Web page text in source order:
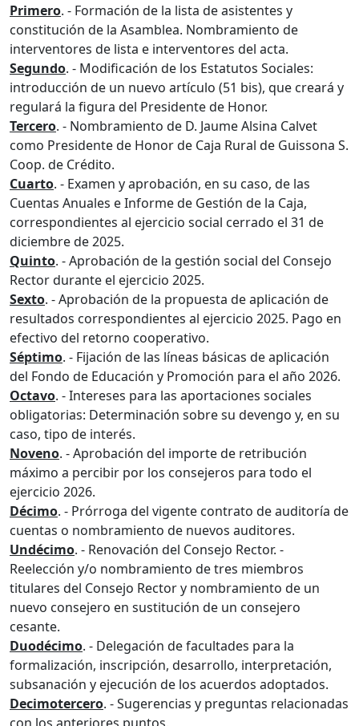
Primero. - Formación de la lista de asistentes y
constitución de la Asamblea. Nombramiento de
interventores de lista e interventores del acta.
Segundo. - Modificación de los Estatutos Sociales:
introducción de un nuevo artículo (51 bis), que creará y
regulará la figura del Presidente de Honor.
Tercero. - Nombramiento de D. Jaume Alsina Calvet
como Presidente de Honor de Caja Rural de Guissona S.
Coop. de Crédito.
Cuarto. - Examen y aprobación, en su caso, de las
Cuentas Anuales e Informe de Gestión de la Caja,
correspondientes al ejercicio social cerrado el 31 de
diciembre de 2025.
Quinto. - Aprobación de la gestión social del Consejo
Rector durante el ejercicio 2025.
Sexto. - Aprobación de la propuesta de aplicación de
resultados correspondientes al ejercicio 2025. Pago en
efectivo del retorno cooperativo.
Séptimo. - Fijación de las líneas básicas de aplicación
del Fondo de Educación y Promoción para el año 2026.
Octavo. - Intereses para las aportaciones sociales
obligatorias: Determinación sobre su devengo y, en su
caso, tipo de interés.
Noveno. - Aprobación del importe de retribución
máximo a percibir por los consejeros para todo el
ejercicio 2026.
Décimo. - Prórroga del vigente contrato de auditoría de
cuentas o nombramiento de nuevos auditores.
Undécimo. - Renovación del Consejo Rector. -
Reelección y/o nombramiento de tres miembros
titulares del Consejo Rector y nombramiento de un
nuevo consejero en sustitución de un consejero
cesante.
Duodécimo. - Delegación de facultades para la
formalización, inscripción, desarrollo, interpretación,
subsanación y ejecución de los acuerdos adoptados.
Decimotercero. - Sugerencias y preguntas relacionadas
con los anteriores puntos.